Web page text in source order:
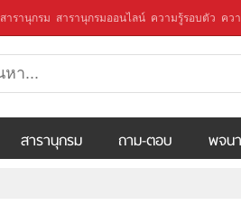
สารานุกรม สารานุกรมออนไลน์ ความรู้รอบตัว คว
สารานุกรม ถาม-ตอบ พจน